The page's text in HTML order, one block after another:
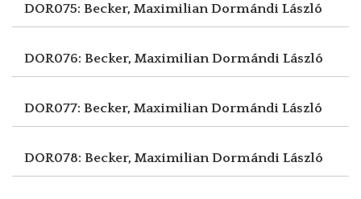
DOR075: Becker, MaximilianDormándi László
DOR076: Becker, MaximilianDormándi László
DOR077: Becker, MaximilianDormándi László
DOR078: Becker, MaximilianDormándi László